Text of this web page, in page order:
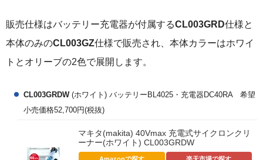
販売仕様はバッテリー充電器が付属するCL003GRD仕様と
本体のみのCL003GZ仕様で販売され、本体カラーはホワイ
トとオリーブの2色で展開します。
CL003GRDW(ホワイト) バッテリーBL4025・充電器DC40RA 希望
小売価格52,700円(税抜)
マキタ(makita) 40Vmax 充電式サイクロンクリ
ーナー(ホワイト) CL003GRDW